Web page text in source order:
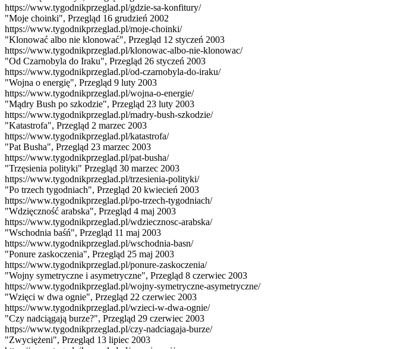
https://www.tygodnikprzeglad.pl/gdzie-sa-konfitury/
"Moje choinki", Przegląd 16 grudzień 2002
https://www.tygodnikprzeglad.pl/moje-choinki/
"Klonować albo nie klonować", Przegląd 12 styczeń 2003
https://www.tygodnikprzeglad.pl/klonowac-albo-nie-klonowac/
"Od Czarnobyla do Iraku", Przegląd 26 styczeń 2003
https://www.tygodnikprzeglad.pl/od-czarnobyla-do-iraku/
"Wojna o energię", Przegląd 9 luty 2003
https://www.tygodnikprzeglad.pl/wojna-o-energie/
"Mądry Bush po szkodzie", Przegląd 23 luty 2003
https://www.tygodnikprzeglad.pl/madry-bush-szkodzie/
"Katastrofa", Przegląd 2 marzec 2003
https://www.tygodnikprzeglad.pl/katastrofa/
"Pat Busha", Przegląd 23 marzec 2003
https://www.tygodnikprzeglad.pl/pat-busha/
"Trzęsienia polityki" Przegląd 30 marzec 2003
https://www.tygodnikprzeglad.pl/trzesienia-polityki/
"Po trzech tygodniach", Przegląd 20 kwiecień 2003
https://www.tygodnikprzeglad.pl/po-trzech-tygodniach/
"Wdzięczność arabska", Przegląd 4 maj 2003
https://www.tygodnikprzeglad.pl/wdziecznosc-arabska/
"Wschodnia baśń", Przegląd 11 maj 2003
https://www.tygodnikprzeglad.pl/wschodnia-basn/
"Ponure zaskoczenia", Przegląd 25 maj 2003
https://www.tygodnikprzeglad.pl/ponure-zaskoczenia/
"Wojny symetryczne i asymetryczne", Przegląd 8 czerwiec 2003
https://www.tygodnikprzeglad.pl/wojny-symetryczne-asymetryczne/
"Wzięci w dwa ognie", Przegląd 22 czerwiec 2003
https://www.tygodnikprzeglad.pl/wzieci-w-dwa-ognie/
"Czy nadciągają burze?", Przegląd 29 czerwiec 2003
https://www.tygodnikprzeglad.pl/czy-nadciagaja-burze/
"Zwyciężeni", Przegląd 13 lipiec 2003